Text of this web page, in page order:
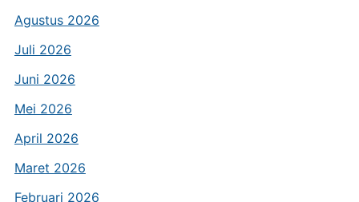
Agustus 2026
Juli 2026
Juni 2026
Mei 2026
April 2026
Maret 2026
Februari 2026